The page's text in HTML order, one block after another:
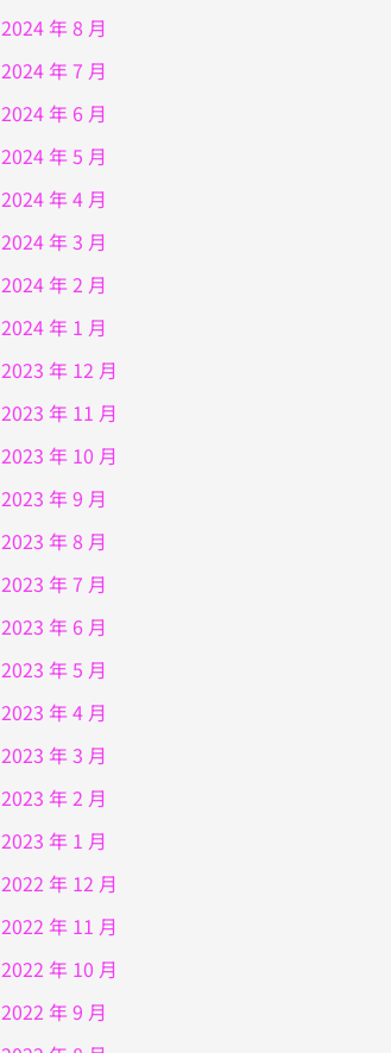
2024 年 8 月
2024 年 7 月
2024 年 6 月
2024 年 5 月
2024 年 4 月
2024 年 3 月
2024 年 2 月
2024 年 1 月
2023 年 12 月
2023 年 11 月
2023 年 10 月
2023 年 9 月
2023 年 8 月
2023 年 7 月
2023 年 6 月
2023 年 5 月
2023 年 4 月
2023 年 3 月
2023 年 2 月
2023 年 1 月
2022 年 12 月
2022 年 11 月
2022 年 10 月
2022 年 9 月